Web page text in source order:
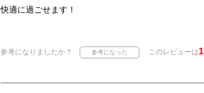
快適に過ごせます！
参考になりましたか？ このレビューは1